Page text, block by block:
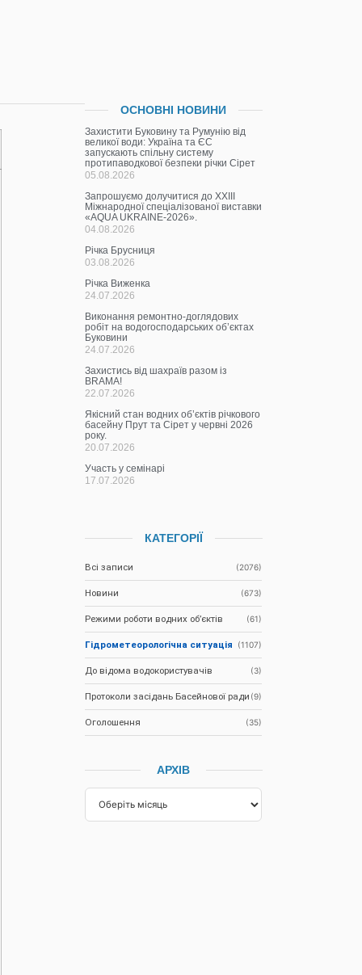
ОСНОВНІ НОВИНИ
Захистити Буковину та Румунію від
великої води: Україна та ЄС
запускають спільну систему
протипаводкової безпеки річки Сірет
05.08.2026
Запрошуємо долучитися до ХХІІІ
Міжнародної спеціалізованої виставки
«AQUA UKRAINE-2026».
04.08.2026
Річка Брусниця
03.08.2026
Річка Виженка
24.07.2026
Виконання ремонтно-доглядових
робіт на водогосподарських об’єктах
Буковини
24.07.2026
Захистись від шахраїв разом із
BRAMA!
22.07.2026
Якісний стан водних об’єктів річкового
басейну Прут та Сірет у червні 2026
року.
20.07.2026
Участь у семінарі
17.07.2026
КАТЕГОРІЇ
Всі записи (2076)
Новини (673)
Режими роботи водних об’єктів (61)
Гідрометеорологічна ситуація (1107)
До відома водокористувачів (3)
Протоколи засідань Басейнової ради (9)
Оголошення (35)
АРХІВ